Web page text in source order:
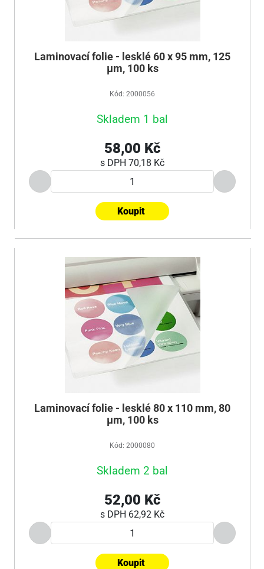
Laminovací folie - lesklé 60 x 95 mm, 125
µm, 100 ks
Kód: 2000056
Skladem 1 bal
58,00 Kč
s DPH 70,18 Kč
Koupit
Laminovací folie - lesklé 80 x 110 mm, 80
µm, 100 ks
Kód: 2000080
Skladem 2 bal
52,00 Kč
s DPH 62,92 Kč
Koupit